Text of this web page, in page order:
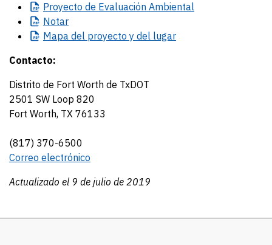
Proyecto de Evaluación Ambiental
Notar
Mapa del proyecto y del lugar
Contacto:
Distrito de Fort Worth de TxDOT
2501 SW Loop 820
Fort Worth, TX 76133
(817) 370-6500
Correo electrónico
Actualizado el 9 de julio de 2019